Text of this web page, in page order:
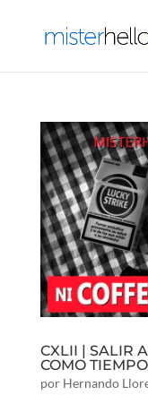
CXLII | SALIR
COMO
por Hernando